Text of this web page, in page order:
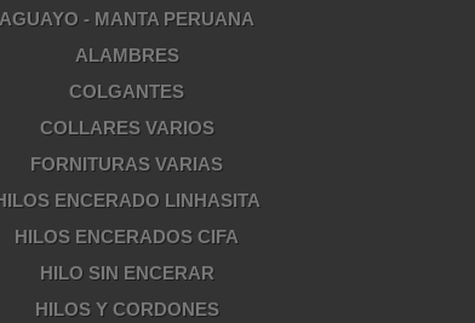
AGUAYO - MANTA PERUANA
ALAMBRES
COLGANTES
COLLARES VARIOS
FORNITURAS VARIAS
ENCERADO LINHASITA
HILOS ENCERADOS CIFA
HILO SIN ENCERAR
HILOS Y CORDONES